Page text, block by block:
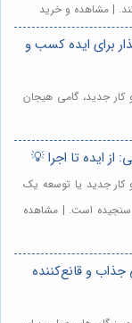
| مشاهده و خرید
برای ایده کسب و
جدید، گامی هیجان
ایده تا اجرا 💡
جدید یا توسعه یک
و سنجیده است. | مشاهده
و قانع‌کننده